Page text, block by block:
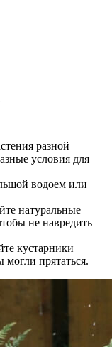
разной
условия для
водоем или
натуральные
не навредить
кустарники
прятаться.